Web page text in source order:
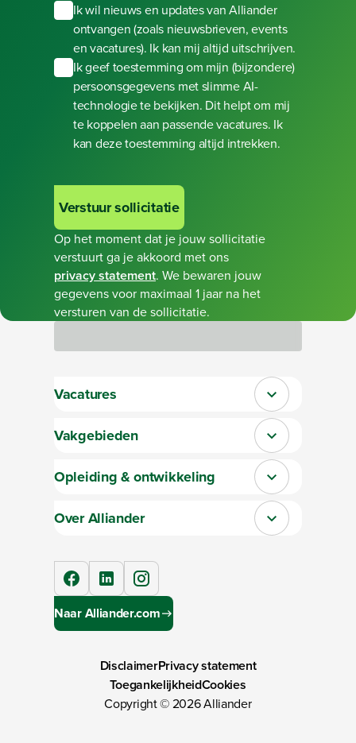
Ik wil nieuws en updates van Alliander
ontvangen (zoals nieuwsbrieven, events
en vacatures). Ik kan mij altijd uitschrijven.
Ik geef toestemming om mijn (bijzondere)
persoonsgegevens met slimme AI-
technologie te bekijken. Dit helpt om mij
te koppelen aan passende vacatures. Ik
kan deze toestemming altijd intrekken.
Op het moment dat je jouw sollicitatie
verstuurt ga je akkoord met ons
privacy statement. We bewaren jouw
gegevens voor maximaal 1 jaar na het
versturen van de sollicitatie.
Verstuur sollicitatie
Vacatures Sluit section-0
Vakgebieden Sluit section-1
Opleiding & ontwikkeling Sluit section-2
Over Alliander Sluit section-3
facebooklinkedIninstagram
Naar Alliander.com
DisclaimerPrivacy statement
ToegankelijkheidCookies
Copyright ©2026Alliander